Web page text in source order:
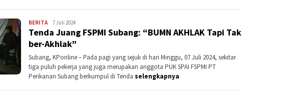
BERITAKontributor
Subang
7 Juli 2024
Tenda Juang FSPMI Subang: “BUMN AKHLAK Tapi Tak
ber-Akhlak”
Subang, KPonline – Pada pagi yang sejuk di hari Minggu, 07 Juli 2024, sekitar
tiga puluh pekerja yang juga merupakan anggota PUK SPAI FSPMI PT
Perikanan Subang berkumpul di Tenda selengkapnya